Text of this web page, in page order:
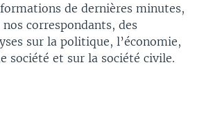
de dernières minutes,
correspondants, des
sur la politique, l’économie,
société et sur la société civile.